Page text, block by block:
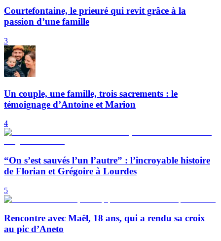
Courtefontaine, le prieuré qui revit grâce à la
passion d’une famille
3
Un couple, une famille, trois sacrements : le
témoignage d’Antoine et Marion
4
“On s’est sauvés l’un l’autre” : l’incroyable histoire
de Florian et Grégoire à Lourdes
5
Rencontre avec Maël, 18 ans, qui a rendu sa croix
au pic d’Aneto